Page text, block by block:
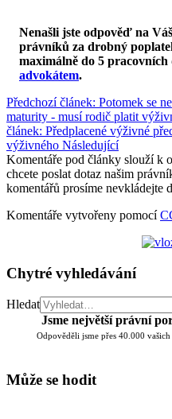
Nenašli jste odpověď na
právníků za drobný
maximálně do 5 pracovních
advokátem.
Předchozí článek: Potomek se
maturity - musí rodič platit
článek: Předplacené výživné
výživného Následující
Komentáře pod články slouží k
chcete poslat dotaz našim
komentářů prosíme nevkládejte
Komentáře vytvořeny pomocí
Chytré vyhledávání
Hledat
Jsme největší právní
Odpověděli jsme přes 40.000
Může se hodit